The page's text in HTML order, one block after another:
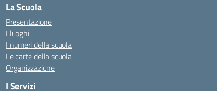
La Scuola
Presentazione
I luoghi
I numeri della scuola
Le carte della scuola
Organizzazione
I Servizi